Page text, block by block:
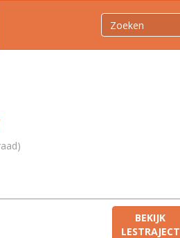
BEKIJK
LESTRAJECT